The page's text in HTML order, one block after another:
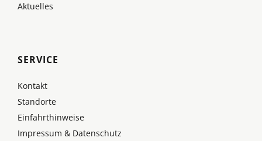
Aktuelles
SERVICE
Kontakt
Standorte
Einfahrthinweise
Impressum & Datenschutz